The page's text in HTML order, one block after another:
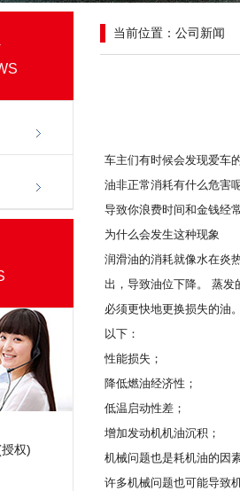
权)
当前位置：公司新闻
车主们有时候会发现爱车
油非正常消耗有什么危害
导致你浪费时间和金钱经
为什么会发生这种现象
润滑油的消耗就像水在炎
出，导致油位下降。 蒸发
必须更快地更换损失的油
以下：
性能损失；
降低燃油经济性；
低温启动性差；
增加发动机机油沉积；
机械问题也是耗机油的因
许多机械问题也可能导致